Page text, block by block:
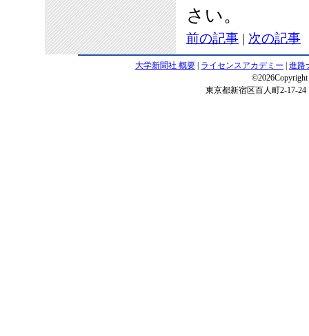
さい。
前の記事 | 次の記事
大学新聞社 概要 ライセンスアカデミー
進路
©2026Copyright
東京都新宿区百人町2-17-